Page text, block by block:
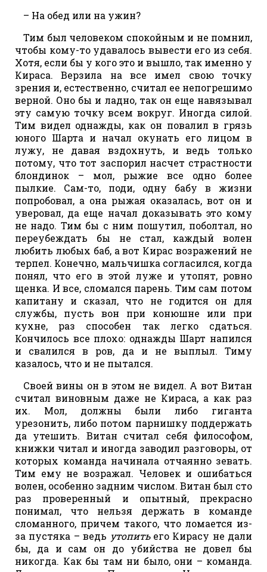
– На обед или на ужин?
Тим был человеком спокойным и не помнил,
чтобы кому-то удавалось вывести его из себя.
Хотя, если бы у кого это и вышло, так именно у
Кираса. Верзила на все имел свою точку
зрения и, естественно, считал ее непогрешимо
верной. Оно бы и ладно, так он еще навязывал
эту самую точку всем вокруг. Иногда силой.
Тим видел однажды, как он повалил в грязь
юного Шарта и начал окунать его лицом в
лужу, не давая вздохнуть, и ведь только
потому, что тот заспорил насчет страстности
блондинок – мол, рыжие все одно более
пылкие. Сам-то, поди, одну бабу в жизни
попробовал, а она рыжая оказалась, вот он и
уверовал, да еще начал доказывать это кому
не надо. Тим бы с ним пошутил, поболтал, но
переубеждать бы не стал, каждый волен
любить любых баб, а вот Кирас возражений не
терпел. Конечно, мальчишка согласился, когда
понял, что его в этой луже и утопят, ровно
щенка. И все, сломался парень. Тим сам потом
капитану и сказал, что не годится он для
службы, пусть вон при конюшне или при
кухне, раз способен так легко сдаться.
Кончилось все плохо: однажды Шарт напился
и свалился в ров, да и не выплыл. Тиму
казалось, что и не пытался.
Своей вины он в этом не видел. А вот Витан
считал виновным даже не Кираса, а как раз
их. Мол, должны были либо гиганта
урезонить, либо потом парнишку поддержать
да утешить. Витан считал себя философом,
книжки читал и иногда заводил разговоры, от
которых команда начинала отчаянно зевать.
Тим ему не возражал. Человек и ошибаться
волен, особенно задним числом. Витан был сто
раз проверенный и опытный, прекрасно
понимал, что нельзя держать в команде
сломанного, причем такого, что ломается из-
за пустяка – ведь утопитьего Кирасу не дали
бы, да и сам он до убийства не довел бы
никогда. Как бы там ни было, они – команда.